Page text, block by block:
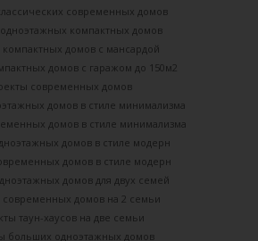
современных домов
компактных домов
домов с мансардой
домов с гаражом до 150м2
современных домов
домов в стиле минимализма
домов в стиле минимализма
домов в стиле модерн
домов в стиле модерн
домов для двух семей
домов на 2 семьи
таун-хаусов на две семьи
больших одноэтажных домов